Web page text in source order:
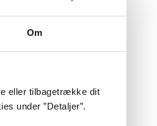
Om
eller tilbagetrække dit
under ”Detaljer”.